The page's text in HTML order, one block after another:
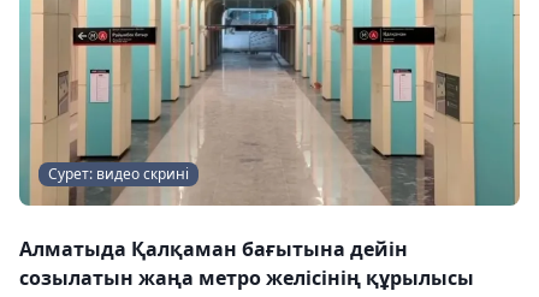
Сурет: видео скрині
Алматыда Қалқаман бағытына дейін
созылатын жаңа метро желісінің құрылысы